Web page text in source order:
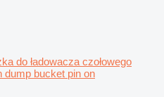
do ładowacza czołowego
dump bucket pin on